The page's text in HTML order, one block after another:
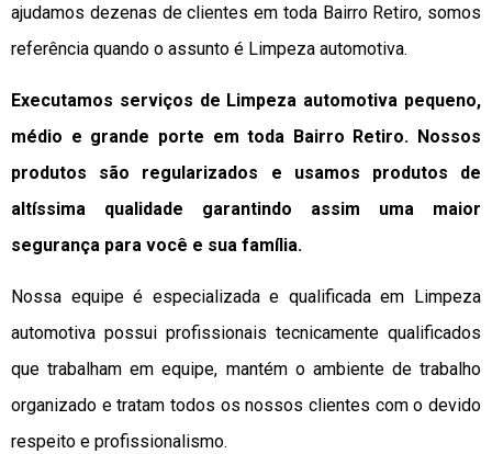
ajudamos dezenas de clientes em toda Bairro Retiro, somos
referência quando o assunto é Limpeza automotiva.
Executamos serviços de Limpeza automotiva pequeno,
médio e grande porte em toda Bairro Retiro. Nossos
produtos são regularizados e usamos produtos de
altíssima qualidade garantindo assim uma maior
segurança para você e sua família.
Nossa equipe é especializada e qualificada em Limpeza
automotiva possui profissionais tecnicamente qualificados
que trabalham em equipe, mantém o ambiente de trabalho
organizado e tratam todos os nossos clientes com o devido
respeito e profissionalismo.